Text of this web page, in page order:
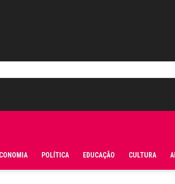
POLÍTICA EDUCAÇÃO CULTURA